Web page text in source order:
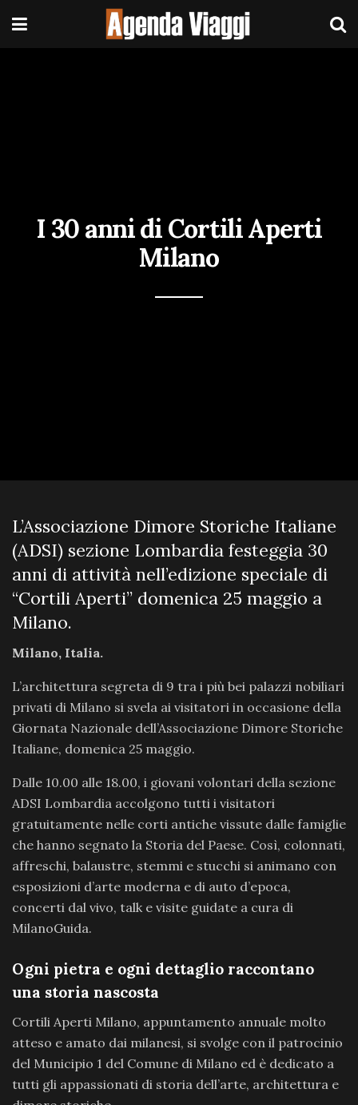
I 30 anni di Cortili Aperti
Milano
L’Associazione Dimore Storiche Italiane
(ADSI) sezione Lombardia festeggia 30
anni di attività nell’edizione speciale di
“Cortili Aperti” domenica 25 maggio a
Milano.
Milano, Italia.
L’architettura segreta di 9 tra i più bei palazzi nobiliari
privati di Milano si svela ai visitatori in occasione della
Giornata Nazionale dell’Associazione Dimore Storiche
Italiane, domenica 25 maggio.
Dalle 10.00 alle 18.00, i giovani volontari della sezione
ADSI Lombardia accolgono tutti i visitatori
gratuitamente nelle corti antiche vissute dalle famiglie
che hanno segnato la Storia del Paese. Così, colonnati,
affreschi, balaustre, stemmi e stucchi si animano con
esposizioni d’arte moderna e di auto d’epoca,
concerti dal vivo, talk e visite guidate a cura di
MilanoGuida.
Ogni pietra e ogni dettaglio raccontano
una storia nascosta
Cortili Aperti Milano, appuntamento annuale molto
atteso e amato dai milanesi, si svolge con il patrocinio
del Municipio 1 del Comune di Milano ed è dedicato a
tutti gli appassionati di storia dell’arte, architettura e